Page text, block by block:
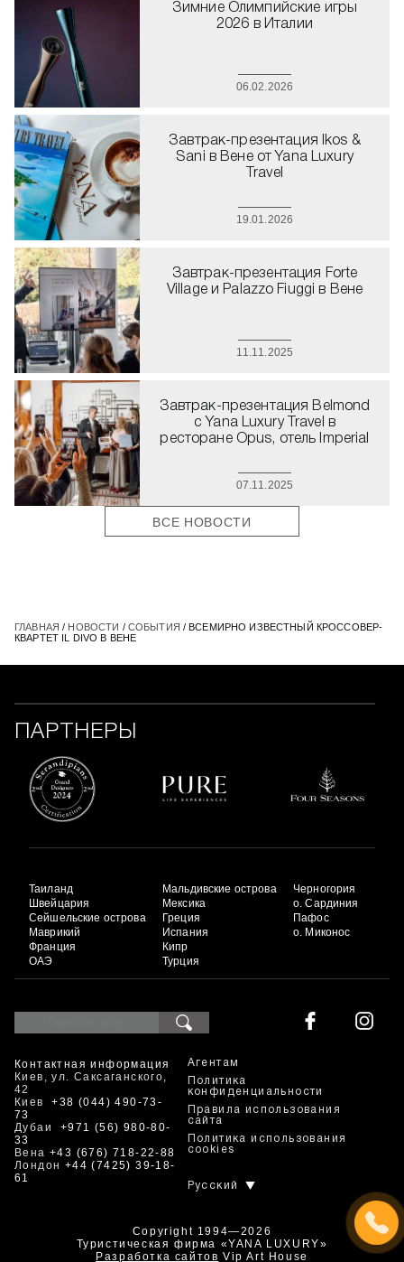
Зимние Олимпийские игры
2026 в Италии
06.02.2026
Завтрак-презентация Ikos &
Sani в Вене от Yana Luxury
Travel
19.01.2026
Завтрак-презентация Forte
Village и Palazzo Fiuggi в Вене
11.11.2025
Завтрак-презентация Belmond
с Yana Luxury Travel в
ресторане Opus, отель Imperial
07.11.2025
ВСЕ НОВОСТИ
ГЛАВНАЯ / НОВОСТИ / СОБЫТИЯ / ВСЕМИРНО ИЗВЕСТНЫЙ КРОССОВЕР-
КВАРТЕТ IL DIVO В ВЕНЕ
ПАРТНЕРЫ
Таиланд
Швейцария
Сейшельские острова
Маврикий
Франция
ОАЭ
Мальдивские острова
Мексика
Греция
Испания
Кипр
Турция
Черногория
о. Сардиния
Пафос
о. Миконос
Контактная информация
Киев, ул. Саксаганского,
42
Киев+38 (044) 490-73-
73
Дубаи +971 (56) 980-80-
33
Вена +43 (676) 718-22-88
Лондон +44 (7425) 39-18-
61
Агентам
Политика
конфиденциальности
Правила использования
сайта
Политика использования
cookies
Русский
Copyright 1994—2026
Туристическая фирма «YANA LUXURY»
Разработка сайтов Vip Art House